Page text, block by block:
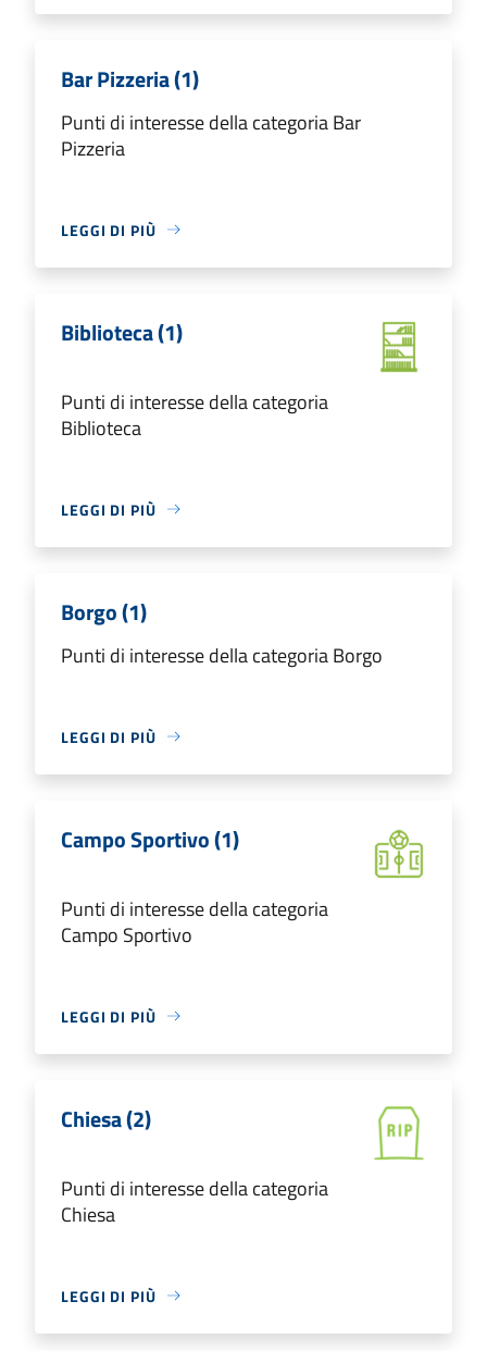
Bar Pizzeria (1)
Punti di interesse della categoria Bar
Pizzeria
LEGGI DI PIÙ
Biblioteca (1)
Punti di interesse della categoria
Biblioteca
LEGGI DI PIÙ
Borgo (1)
Punti di interesse della categoria Borgo
LEGGI DI PIÙ
Campo Sportivo (1)
Punti di interesse della categoria
Campo Sportivo
LEGGI DI PIÙ
Chiesa (2)
Punti di interesse della categoria
Chiesa
LEGGI DI PIÙ